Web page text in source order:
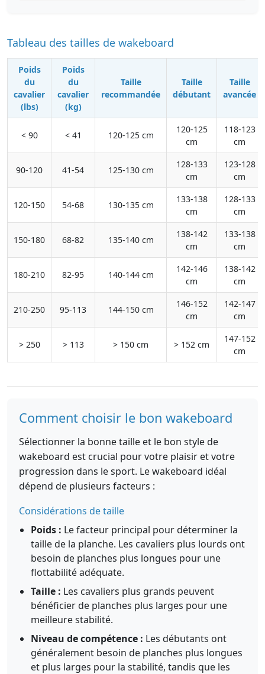
Tableau des tailles de wakeboard
Poids
du
cavalier
(lbs)
Poids
du
cavalier
(kg)
Taille
recommandée
Taille
débutant
Taille
avancée
< 90 < 41 120-125 cm
120-125
cm
118-123
cm
90-120 41-54 125-130 cm
128-133
cm
123-128
cm
120-150 54-68 130-135 cm
133-138
cm
128-133
cm
150-180 68-82 135-140 cm
138-142
cm
133-138
cm
180-210 82-95 140-144 cm
142-146
cm
138-142
cm
210-250 95-113 144-150 cm
146-152
cm
142-147
cm
> 250 > 113 > 150 cm > 152 cm
147-152
cm
Comment choisir le bon wakeboard
Sélectionner la bonne taille et le bon style de
wakeboard est crucial pour votre plaisir et votre
progression dans le sport. Le wakeboard idéal
dépend de plusieurs facteurs :
Considérations de taille
Poids : Le facteur principal pour déterminer la
taille de la planche. Les cavaliers plus lourds ont
besoin de planches plus longues pour une
flottabilité adéquate.
Taille : Les cavaliers plus grands peuvent
bénéficier de planches plus larges pour une
meilleure stabilité.
Niveau de compétence : Les débutants ont
généralement besoin de planches plus longues
et plus larges pour la stabilité, tandis que les